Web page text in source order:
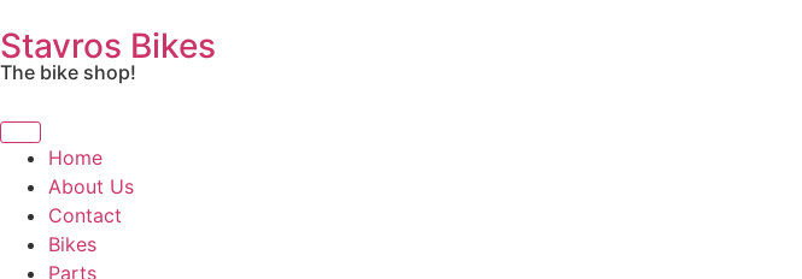
Stavros Bikes
The bike shop!
Home
About Us
Contact
Bikes
Parts